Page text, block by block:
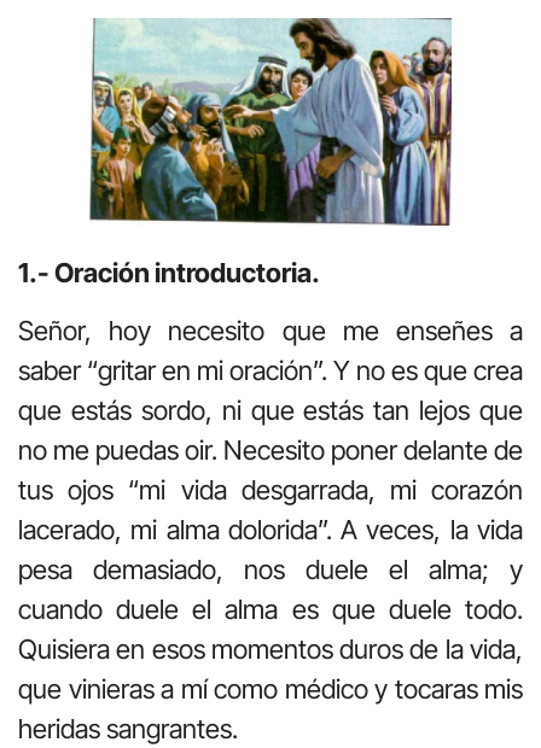
1.- Oración introductoria.
Señor, hoy necesito que me enseñes a
saber “gritar en mi oración”. Y no es que crea
que estás sordo, ni que estás tan lejos que
no me puedas oir. Necesito poner delante de
tus ojos “mi vida desgarrada, mi corazón
lacerado, mi alma dolorida”. A veces, la vida
pesa demasiado, nos duele el alma; y
cuando duele el alma es que duele todo.
Quisiera en esos momentos duros de la vida,
que vinieras a mí como médico y tocaras mis
heridas sangrantes.